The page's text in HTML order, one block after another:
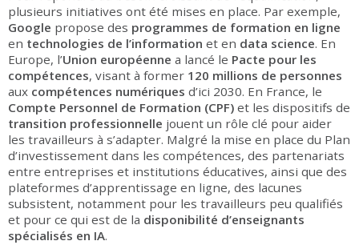
plusieurs initiatives ont été mises en place. Par exemple,
Google propose des programmes de formation en ligne
en technologies de l’information et en data science. En
Europe, l’Union européenne a lancé le Pacte pour les
compétences, visant à former 120 millions de personnes
aux compétences numériques d’ici 2030. En France, le
Compte Personnel de Formation (CPF) et les dispositifs de
transition professionnelle jouent un rôle clé pour aider
les travailleurs à s’adapter. Malgré la mise en place du Plan
d’investissement dans les compétences, des partenariats
entre entreprises et institutions éducatives, ainsi que des
plateformes d’apprentissage en ligne, des lacunes
subsistent, notamment pour les travailleurs peu qualifiés
et pour ce qui est de la disponibilité d’enseignants
spécialisés en IA.